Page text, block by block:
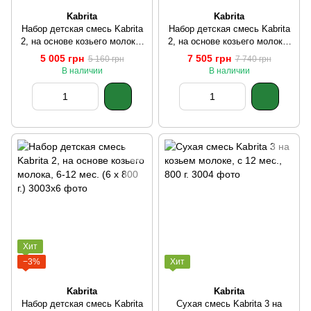
Kabrita
Набор детская смесь Kabrita
2, на основе козьего молока,
6-12 міс. (2 х 800 г.)
5 005 грн 5 160 грн
В наличии
Kabrita
Набор детская смесь Kabrita
2, на основе козьего молока,
6-12 міс. (3 х 800 г.)
7 505 грн 7 740 грн
В наличии
Хит
−3%
Kabrita
Набор детская смесь Kabrita
Хит
Kabrita
Сухая смесь Kabrita 3 на